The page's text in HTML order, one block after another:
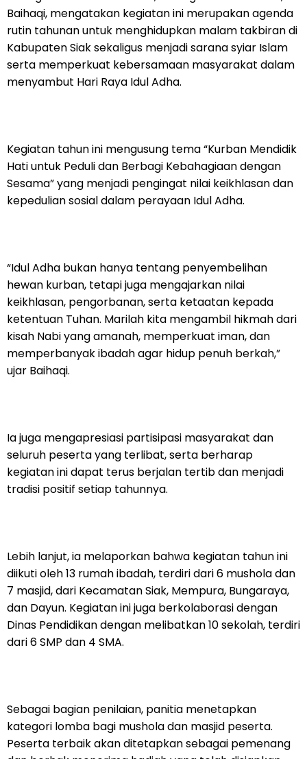
Baihaqi, mengatakan kegiatan ini merupakan agenda
rutin tahunan untuk menghidupkan malam takbiran di
Kabupaten Siak sekaligus menjadi sarana syiar Islam
serta memperkuat kebersamaan masyarakat dalam
menyambut Hari Raya Idul Adha.
Kegiatan tahun ini mengusung tema “Kurban Mendidik
Hati untuk Peduli dan Berbagi Kebahagiaan dengan
Sesama” yang menjadi pengingat nilai keikhlasan dan
kepedulian sosial dalam perayaan Idul Adha.
“Idul Adha bukan hanya tentang penyembelihan
hewan kurban, tetapi juga mengajarkan nilai
keikhlasan, pengorbanan, serta ketaatan kepada
ketentuan Tuhan. Marilah kita mengambil hikmah dari
kisah Nabi yang amanah, memperkuat iman, dan
memperbanyak ibadah agar hidup penuh berkah,”
ujar Baihaqi.
Ia juga mengapresiasi partisipasi masyarakat dan
seluruh peserta yang terlibat, serta berharap
kegiatan ini dapat terus berjalan tertib dan menjadi
tradisi positif setiap tahunnya.
Lebih lanjut, ia melaporkan bahwa kegiatan tahun ini
diikuti oleh 13 rumah ibadah, terdiri dari 6 mushola dan
7 masjid, dari Kecamatan Siak, Mempura, Bungaraya,
dan Dayun. Kegiatan ini juga berkolaborasi dengan
Dinas Pendidikan dengan melibatkan 10 sekolah, terdiri
dari 6 SMP dan 4 SMA.
Sebagai bagian penilaian, panitia menetapkan
kategori lomba bagi mushola dan masjid peserta.
Peserta terbaik akan ditetapkan sebagai pemenang